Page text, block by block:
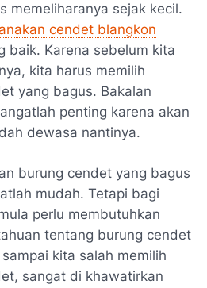
memeliharanya sejak kecil.
anakan cendet blangkon
baik. Karena sebelum kita
kita harus memilih
yang bagus. Bakalan
penting karena akan
dewasa nantinya.
burung cendet yang bagus
mudah. Tetapi bagi
perlu membutuhkan
tentang burung cendet
kita salah memilih
sangat di khawatirkan